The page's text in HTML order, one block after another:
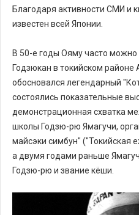
Благодаря активности СМИ и
известен всей Японии.
В 50-е годы Ояму часто
Годзюкан в токийском районе
обосновался легендарный
состоялись показательные
демонстрационная схватка
школы Годзю-рю Ямагучи,
майсэки симбун" ("Токийская
а двумя годами раньше
Годзю-рю и звание кёши.